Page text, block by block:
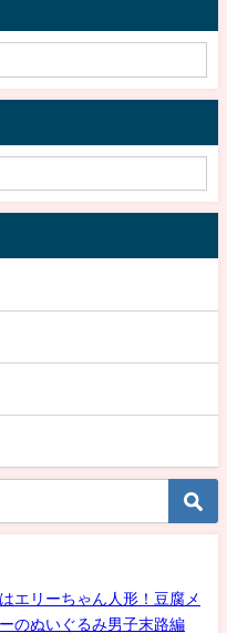
エリーちゃん人形！豆腐メ
のぬいぐるみ男子末路編